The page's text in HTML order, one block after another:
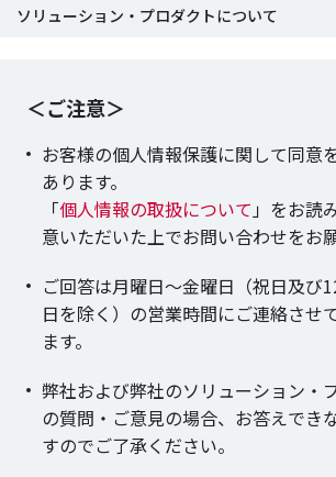
ソリューション・プロダクトについて
＜ご注意＞
お客様の個人情報保護に関して同意
あります。
「個人情報の取扱について」をお読
意いただいた上でお問い合わせをお
ご回答は月曜日～金曜日（祝日及び
日を除く）の営業時間にご連絡させ
ます。
弊社および弊社のソリューション・
の質問・ご意見の場合、お答えでき
すのでご了承ください。